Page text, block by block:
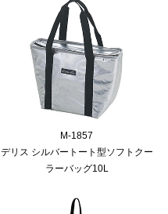
M-1857
デリス シルバートート型ソフトクー
ラーバッグ10L